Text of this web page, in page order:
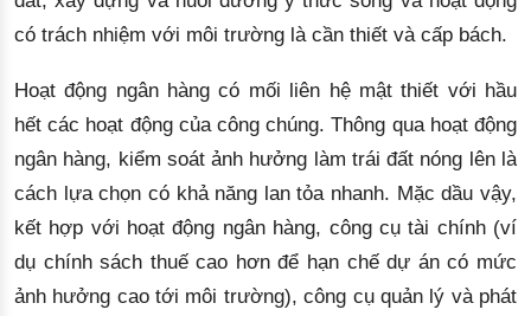
có trách nhiệm với môi trường là cần thiết và cấp bách.
Hoạt động ngân hàng có mối liên hệ mật thiết với hầu
hết các hoạt động của công chúng. Thông qua hoạt động
ngân hàng, kiểm soát ảnh hưởng làm trái đất nóng lên là
cách lựa chọn có khả năng lan tỏa nhanh. Mặc dầu vậy,
kết hợp với hoạt động ngân hàng, công cụ tài chính (ví
dụ chính sách thuế cao hơn để hạn chế dự án có mức
ảnh hưởng cao tới môi trường), công cụ quản lý và phát